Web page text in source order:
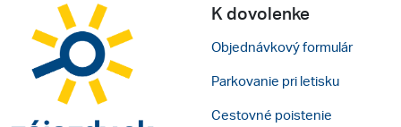
K dovolenke
Objednávkový formulár
Parkovanie pri letisku
Cestovné poistenie